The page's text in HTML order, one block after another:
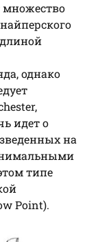
множество
однако
идет о
на
типе
Point).